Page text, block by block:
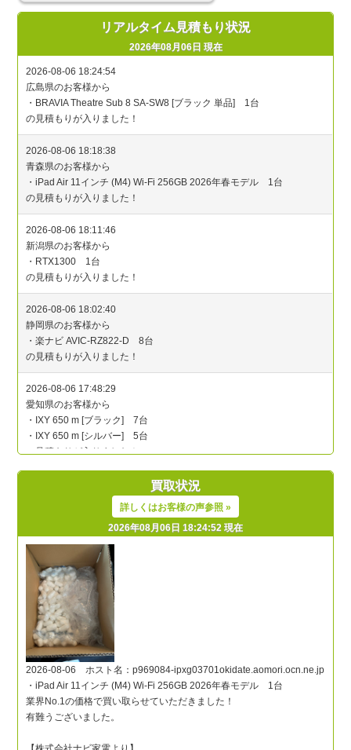
リアルタイム見積もり状況
2026年08月06日 現在
買取状況
詳しくはお客様の声参照 »
2026年08月06日 18:24:52 現在